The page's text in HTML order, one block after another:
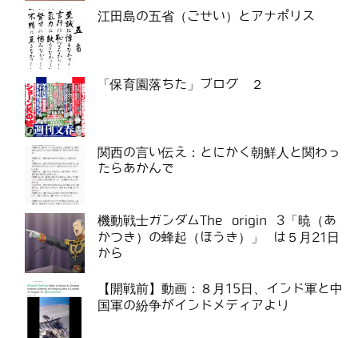
江田島の五省（ごせい）とアナポリス
「保育園落ちた」ブログ ２
関西の言い伝え：とにかく朝鮮人と関わっ
たらあかんで
機動戦士ガンダムThe origin 3「暁（あ
かつき）の蜂起（ほうき）」 は５月21日
から
【開戦前】動画：８月15日、インド軍と中
国軍の紛争がインドメディアより